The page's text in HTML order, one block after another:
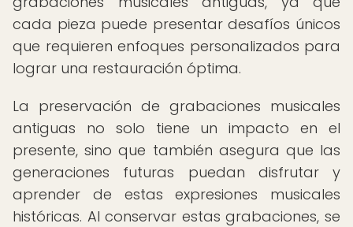
cada pieza puede presentar desafíos únicos
que requieren enfoques personalizados para
lograr una restauración óptima.
La preservación de grabaciones musicales
antiguas no solo tiene un impacto en el
presente, sino que también asegura que las
generaciones futuras puedan disfrutar y
aprender de estas expresiones musicales
históricas. Al conservar estas grabaciones, se